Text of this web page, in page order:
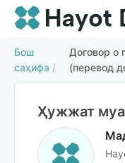
Бош
саҳифа /
Договор о
(перевод
Ҳужжат